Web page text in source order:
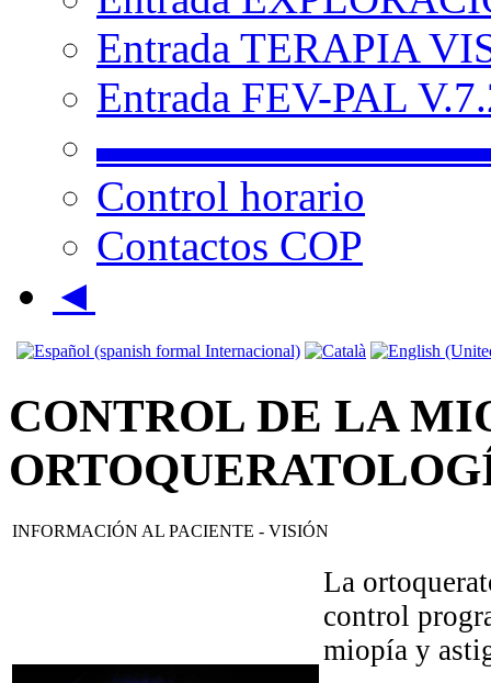
Entrada TERAPIA
Entrada FEV-PAL
Control horario
Contactos COP
◄
CONTROL DE LA
INFORMACIÓN AL PACIENTE - VISIÓN
La
control
miopía y